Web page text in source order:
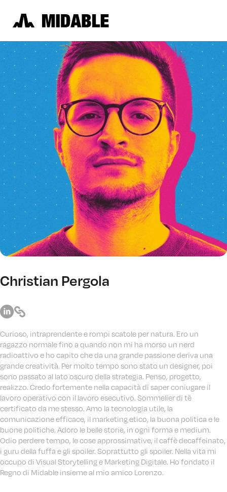
Christian Pergola
Curioso, intraprendente e rompi scatole per natura. Ero un
ragazzo normale fino a quando non mi ha morso un nerd
radioattivo e ho capito che da una grande passione deriva una
grande creatività. Per molto tempo sono stato un designer, poi
sono passato al lato oscuro della strategia. Penso, progetto,
realizzo. Credo fortemente nella capacità di saper coniugare il
lavoro operativo con il lavoro esecutivo. Sommelier di tè
certificato da me stesso. Amo la tecnologia utile, la
comunicazione efficace, il marketing etico, la buona politica e le
buone politiche. Adoro le belle storie, in ogni forma e medium.
Odio perdere tempo, le cose approssimative, il caffè decaffeinato,
i guru della fuffa e gli spoiler. Soprattutto gli spoiler. Nella vita mi
occupo di Visual Storytelling e Marketing Digitale. Ho fondato il
Regno di Midable insieme al mio amico Lorenzo.